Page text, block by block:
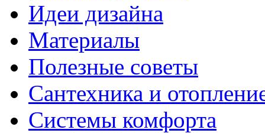
Идеи дизайна
Материалы
Полезные советы
Сантехника и
Системы комфорта